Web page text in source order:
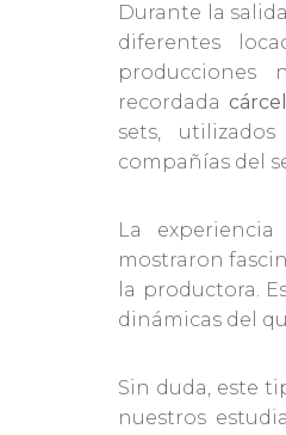
Durante la
diferentes
producciones
recordada
sets,
compañías del
La
mostraron
la productora.
dinámicas del
Sin duda, este
nuestros